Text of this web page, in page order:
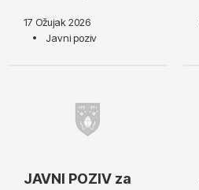
17 Ožujak 2026
Javni poziv
JAVNI POZIV za